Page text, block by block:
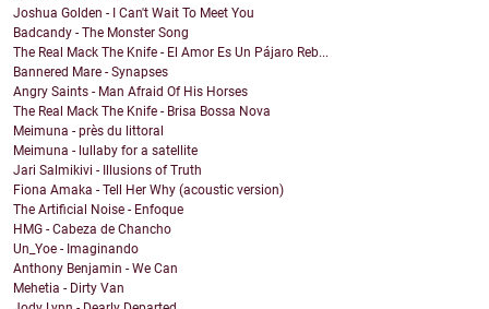
Joshua Golden - I Can't Wait To Meet You
Badcandy - The Monster Song
The Real Mack The Knife - El Amor Es Un Pájaro Reb...
Bannered Mare - Synapses
Angry Saints - Man Afraid Of His Horses
The Real Mack The Knife - Brisa Bossa Nova
Meimuna - près du littoral
Meimuna - lullaby for a satellite
Jari Salmikivi - Illusions of Truth
Fiona Amaka - Tell Her Why (acoustic version)
The Artificial Noise - Enfoque
HMG - Cabeza de Chancho
Un_Yoe - Imaginando
Anthony Benjamin - We Can
Mehetia - Dirty Van